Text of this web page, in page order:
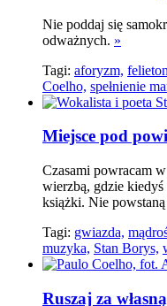
Nie poddaj się
odważnych. »
Tagi: aforyzm,
Coelho, spełnienie
Miejsce pod
Czasami powracam
wierzbą, gdzie kiedyś
książki. Nie powstaną
Tagi: gwiazda,
muzyka, Stan Borys,
Ruszaj za